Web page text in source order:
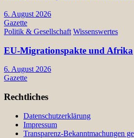
6. August 2026
Gazette
Politik & Gesellschaft Wissenswertes
EU-Migrationspakte und Afrika
6. August 2026
Gazette
Rechtliches
Datenschutzerklärung
Impressum
Transparenz-Bekanntmachungen